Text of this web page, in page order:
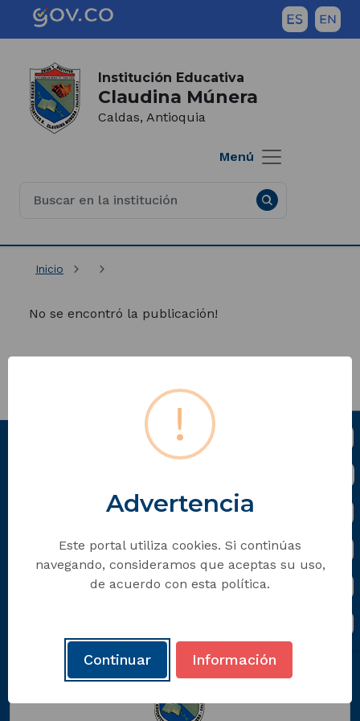
Saltar al contenido principal
(Este
abrirá
una
nueva
pestaña)
Institución Educativa
Claudina Múnera
Caldas, Antioquia
Menú
Inicio del contenido principal
Inicio
No se encontró la publicación!
Institución Educativa Claudina
Dirección: Calle 42 SUR 69 A 58
Código Postal: xxxxxx
Horario de Atención: Lunes a Viernes xx:xx am -
!
Advertencia
Este portal utiliza cookies. Si continúas
navegando, consideramos que aceptas su uso,
de acuerdo con esta política.
Continuar Información